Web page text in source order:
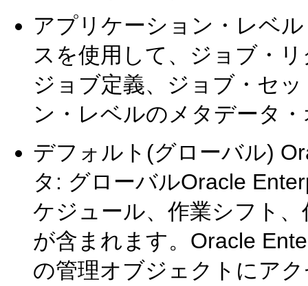
アプリケーション・レベ
スを使用して、ジョブ・
ジョブ定義、ジョブ・セ
ン・レベルのメタデータ
デフォルト(グローバル)
タ: グローバルOracle
ケジュール、作業シフト
が含まれます。Oracle
の管理オブジェクトにア